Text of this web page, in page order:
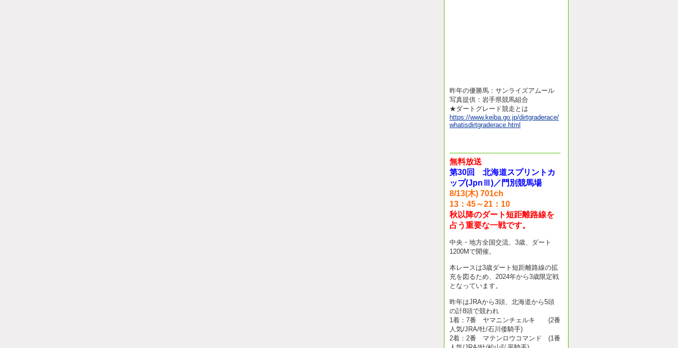
昨年の優勝馬：サンライズアムール
写真提供：岩手県競馬組合
★ダートグレード競走とは
https://www.keiba.go.jp/dirtgraderace/
whatisdirtgraderace.html
無料放送
第30回 北海道スプリントカ
ップ(JpnⅢ)／門別競馬場
8/13(木) 701ch
13：45～21：10
秋以降のダート短距離路線を
占う重要な一戦です。
中央・地方全国交流、3歳、ダート
1200Mで開催。
本レースは3歳ダート短距離路線の拡
充を図るため、2024年から3歳限定戦
となっています。
昨年はJRAから3頭、北海道から5頭
の計8頭で競われ
1着：7番 ヤマニンチェルキ (2番
人気/JRA/牡/石川倭騎手)
2着：2番 マテンロウコマンド (1番